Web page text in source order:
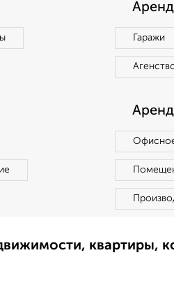
Гаражи
квартиры,